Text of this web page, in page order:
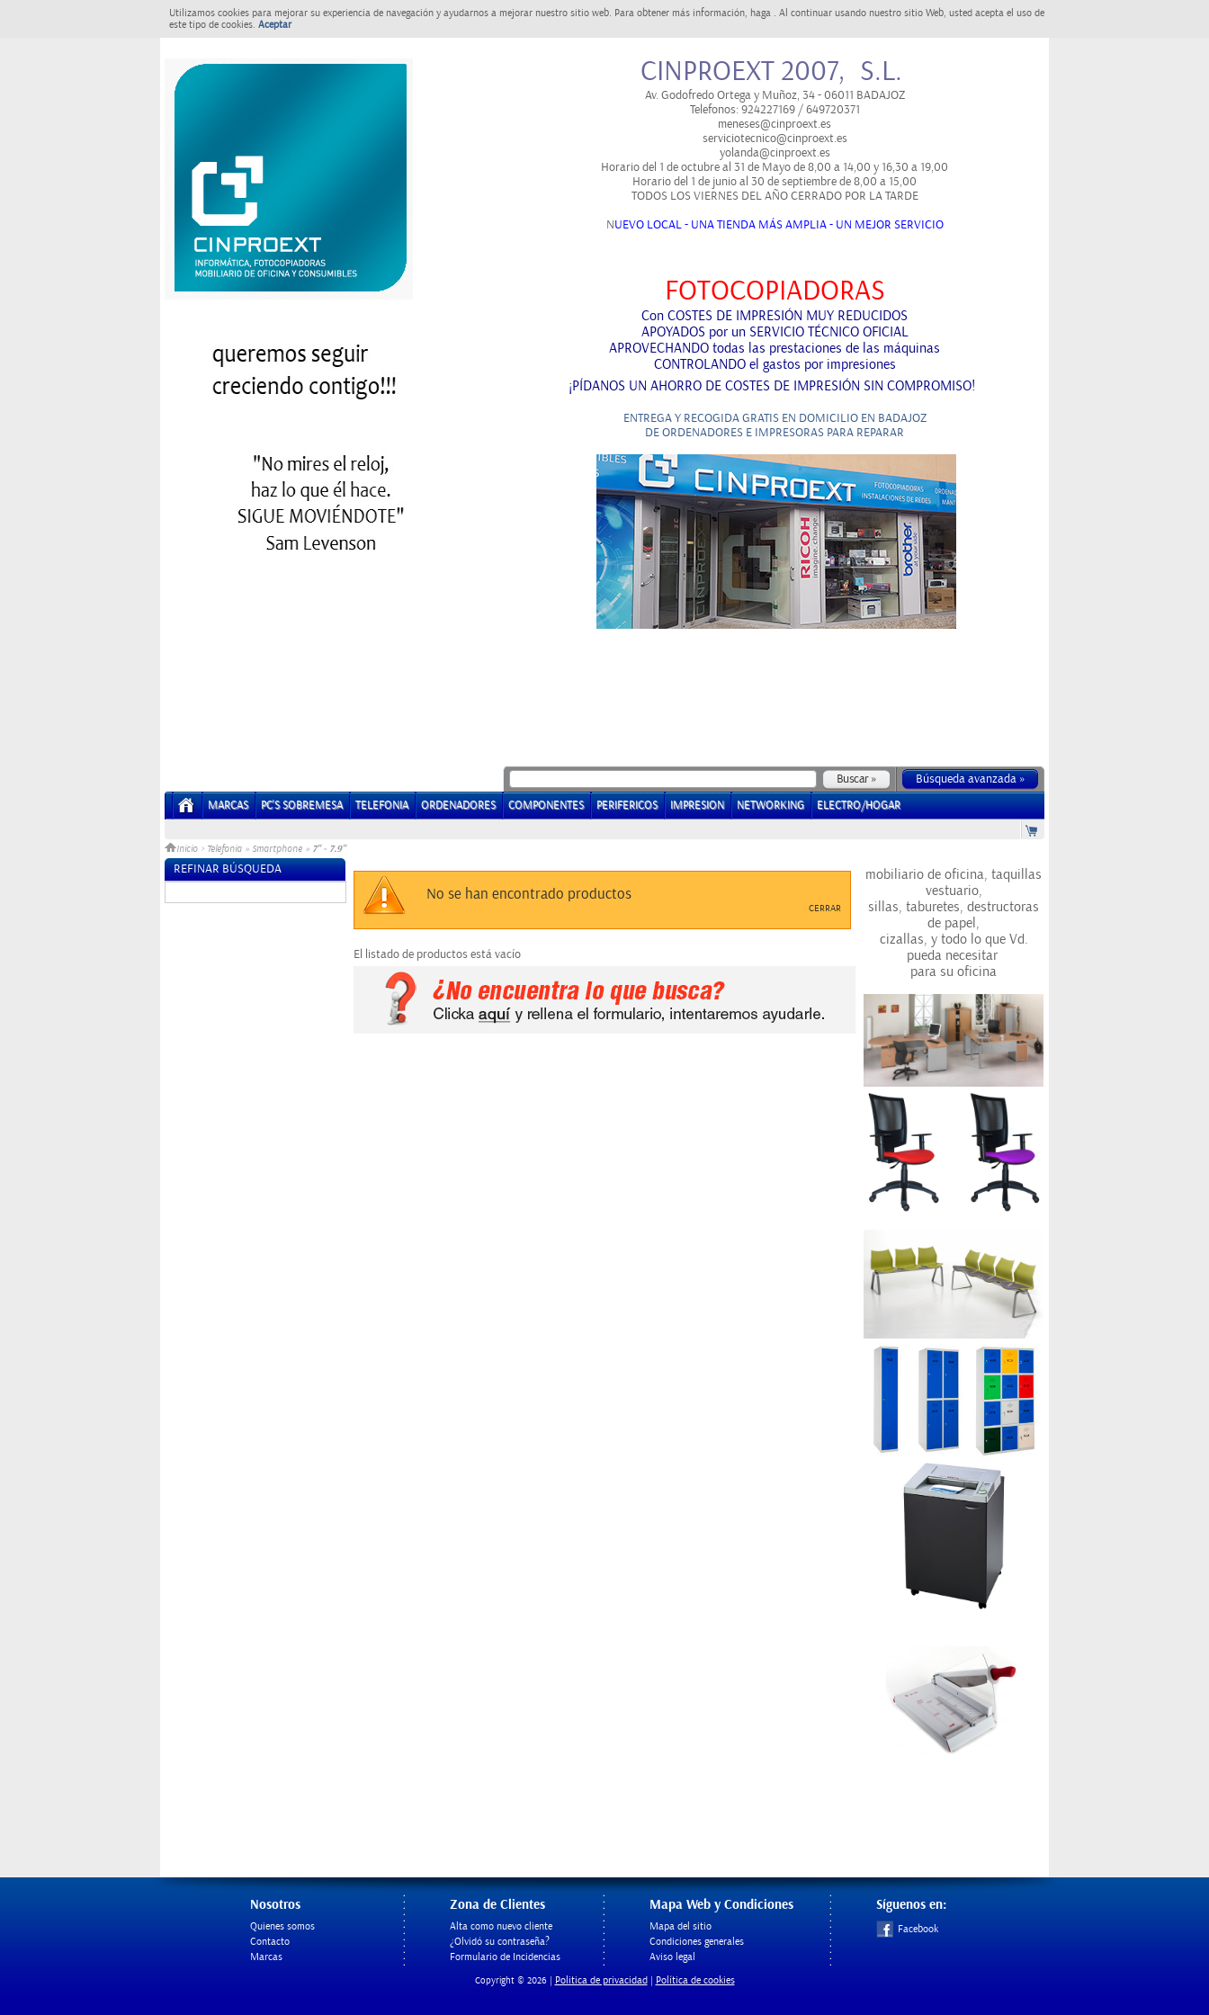
Utilizamos cookies para mejorar su experiencia de navegación y ayudarnos a mejorar nuestro sitio web. Para obtener más información, haga . Al continuar usando nuestro sitio Web, usted acepta el uso de
este tipo de cookies. Aceptar
CINPROEXT 2007, S.L.
Av. Godofredo Ortega y Muñoz, 34 - 06011 BADAJOZ
Telefonos: 924227169 / 649720371
meneses@cinproext.es
serviciotecnico@cinproext.es
yolanda@cinproext.es
Horario del 1 de octubre al 31 de Mayo de 8,00 a 14,00 y 16,30 a 19,00
Horario del 1 de junio al 30 de septiembre de 8,00 a 15,00
TODOS LOS VIERNES DEL AÑO CERRADO POR LA TARDE
NUEVO LOCAL - UNA TIENDA MÁS AMPLIA - UN MEJOR SERVICIO
FOTOCOPIADORAS
Con COSTES DE IMPRESIÓN MUY REDUCIDOS
APOYADOS por un SERVICIO TÉCNICO OFICIAL
APROVECHANDO todas las prestaciones de las máquinas
CONTROLANDOel gastos por impresiones
¡PÍDANOS UN AHORRO DE COSTES DE IMPRESIÓN SIN COMPROMISO!
ENTREGA Y RECOGIDA GRATIS EN DOMICILIO EN BADAJOZ
DE ORDENADORES E IMPRESORAS PARA REPARAR
Búsqueda avanzada »
MARCAS PC'S SOBREMESA TELEFONIA ORDENADORES COMPONENTES PERIFERICOS IMPRESION NETWORKING ELECTRO/HOGAR
Inicio > Telefonia » Smartphone » 7" - 7.9"
REFINAR BÚSQUEDA
No se han encontrado productos
CERRAR
El listado de productos está vacío
mobiliario de oficina, taquillas
vestuario,
sillas, taburetes, destructoras
de papel,
cizallas, y todo lo que Vd.
pueda necesitar
para su oficina
Nosotros
Quienes somos
Contacto
Marcas
Zona de Clientes
Alta como nuevo cliente
¿Olvidó su contraseña?
Formulario de Incidencias
Mapa Web y Condiciones
Mapa del sitio
Condiciones generales
Aviso legal
Síguenos en:
Facebook
Copyright © 2026 | Politica de privacidad Política de cookies